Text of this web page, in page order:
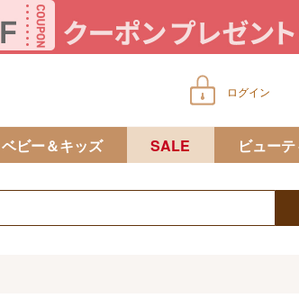
ログイン
カートに商品が入っていません
ベビー＆キッズ SALE ビュー